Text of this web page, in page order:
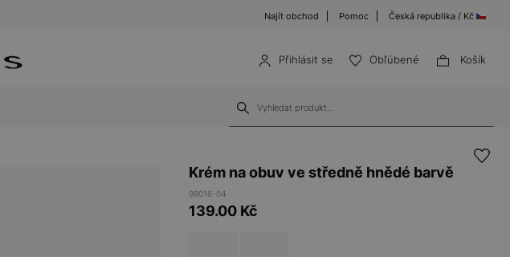
Najít obchod Pomoc Česká republika / Kč
Přihlásit se Obľúbené Košík
Krém na obuv ve středně hnědé barvě
99016-04
139.00 Kč